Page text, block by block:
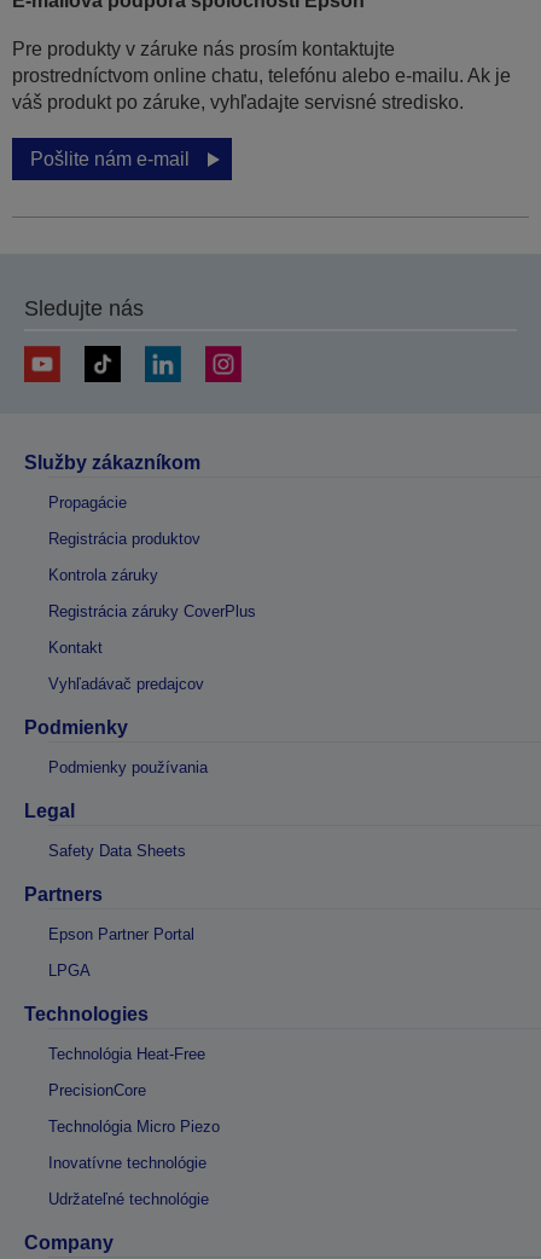
Pre produkty v záruke nás prosím kontaktujte
prostredníctvom online chatu, telefónu alebo e-mailu. Ak je
váš produkt po záruke, vyhľadajte servisné stredisko.
Pošlite nám e-mail
Sledujte nás
Služby zákazníkom
Propagácie
Registrácia produktov
Kontrola záruky
Registrácia záruky CoverPlus
Kontakt
Vyhľadávač predajcov
Podmienky
Podmienky používania
Legal
Safety Data Sheets
Partners
Epson Partner Portal
LPGA
Technologies
Technológia Heat-Free
PrecisionCore
Technológia Micro Piezo
Inovatívne technológie
Udržateľné technológie
Company